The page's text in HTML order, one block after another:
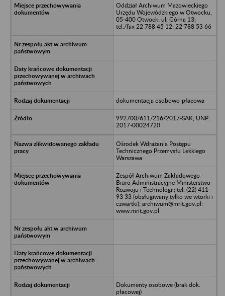
Oddział Archiwum Mazowieckiego
Urzędu Wojewódzkiego w Otwocku,
05-400 Otwock; ul. Górna 13;
tel./fax 22 788 45 12; 22 788 53 66
dokumentacja osobowo-płacowa
992700/611/216/2017-SAK; UNP:
2017-00024720
Ośrodek Wdrażania Postępu
Technicznego Przemysłu Lekkiego
Warszawa
Zespół Archiwum Zakładowego -
Biuro Administracyjne Ministerstwo
Rozwoju i Technologii; tel. (22) 411
93 33 (obsługiwany tylko we wtorki i
czwartki); archiwum@mrit.gov.pl;
www.mrit.gov.pl
Dokumenty osobowe (brak dok.
płacowej)